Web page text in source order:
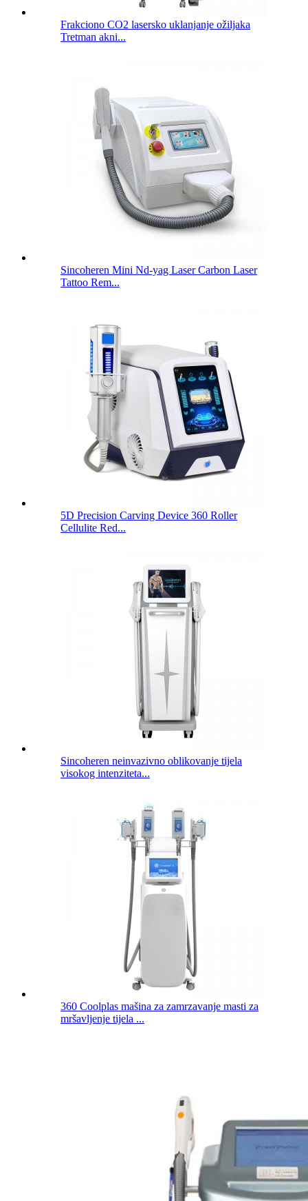
Frakciono CO2 lasersko uklanjanje ožiljaka
Tretman akni...
Sincoheren Mini Nd-yag Laser Carbon Laser
Tattoo Rem...
5D Precision Carving Device 360 ​​Roller
Cellulite Red...
Sincoheren neinvazivno oblikovanje tijela
visokog intenziteta...
360 Coolplas mašina za zamrzavanje masti za
mršavljenje tijela ...